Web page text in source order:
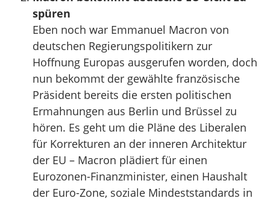
spüren
Eben noch war Emmanuel Macron von
deutschen Regierungspolitikern zur
Hoffnung Europas ausgerufen worden, doch
nun bekommt der gewählte französische
Präsident bereits die ersten politischen
Ermahnungen aus Berlin und Brüssel zu
hören. Es geht um die Pläne des Liberalen
für Korrekturen an der inneren Architektur
der EU – Macron plädiert für einen
Eurozonen-Finanzminister, einen Haushalt
der Euro-Zone, soziale Mindeststandards in